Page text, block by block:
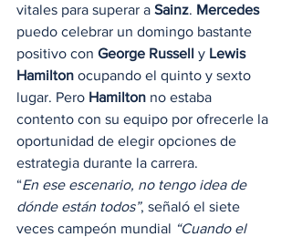
vitales para superar a Sainz. Mercedes
puedo celebrar un domingo bastante
positivo con George Russell y Lewis
Hamilton ocupando el quinto y sexto
lugar. Pero Hamilton no estaba
contento con su equipo por ofrecerle la
oportunidad de elegir opciones de
estrategia durante la carrera.
“En ese escenario, no tengo idea de
dónde están todos”, señaló el siete
veces campeón mundial “Cuando el